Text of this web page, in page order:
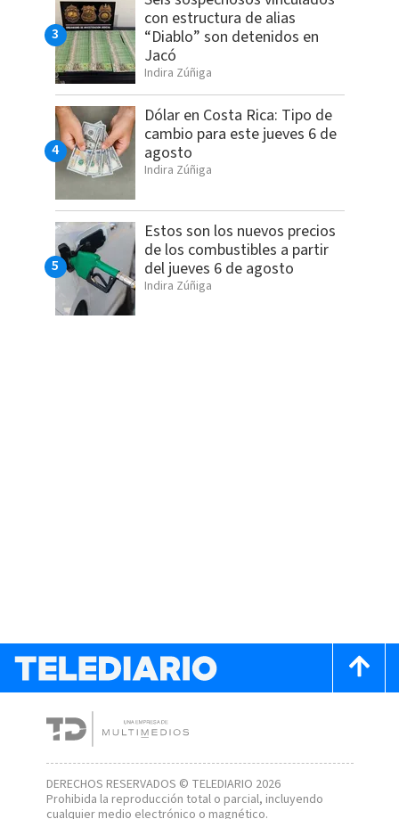
con estructura de alias
“Diablo” son detenidos en
Jacó
Indira Zúñiga
Dólar en Costa Rica: Tipo de
cambio para este jueves 6 de
agosto
Indira Zúñiga
Estos son los nuevos precios
de los combustibles a partir
del jueves 6 de agosto
Indira Zúñiga
DERECHOS RESERVADOS © TELEDIARIO 2026
Prohibida la reproducción total o parcial, incluyendo
cualquier medio electrónico o magnético.